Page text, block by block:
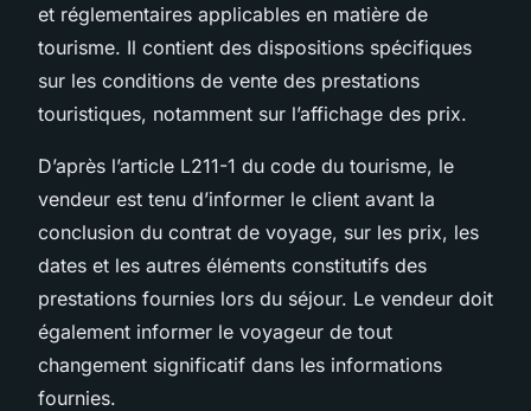
et réglementaires applicables en matière de
tourisme. Il contient des dispositions spécifiques
sur les conditions de vente des prestations
touristiques, notamment sur l’affichage des prix.
D’après l’article L211-1 du code du tourisme, le
vendeur est tenu d’informer le client avant la
conclusion du contrat de voyage, sur les prix, les
dates et les autres éléments constitutifs des
prestations fournies lors du séjour. Le vendeur doit
également informer le voyageur de tout
changement significatif dans les informations
fournies.